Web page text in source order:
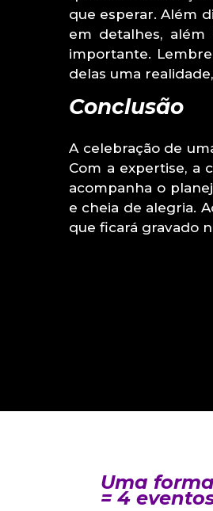
que esperar. Além
em detalhes,
importante.
delas uma
Conclusão
A celebração de
Com a expertise, a
acompanha o
e cheia de alegria.
que ficará gravado
Uma
= 4